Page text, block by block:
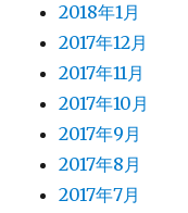
2018年1月
2017年12月
2017年11月
2017年10月
2017年9月
2017年8月
2017年7月